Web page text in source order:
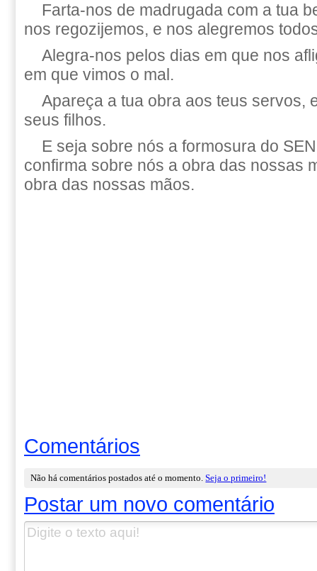
Farta-nos de madrugada com a tua
nos regozijemos, e nos alegremos
Alegra-nos pelos dias em que nos
em que vimos o mal.
Apareça a tua obra aos teus servos,
seus filhos.
E seja sobre nós a formosura do
confirma sobre nós a obra das nossas
obra das nossas mãos.
Comentários
Não há comentários postados até o momento.Seja o primeiro!
Postar um novo comentário